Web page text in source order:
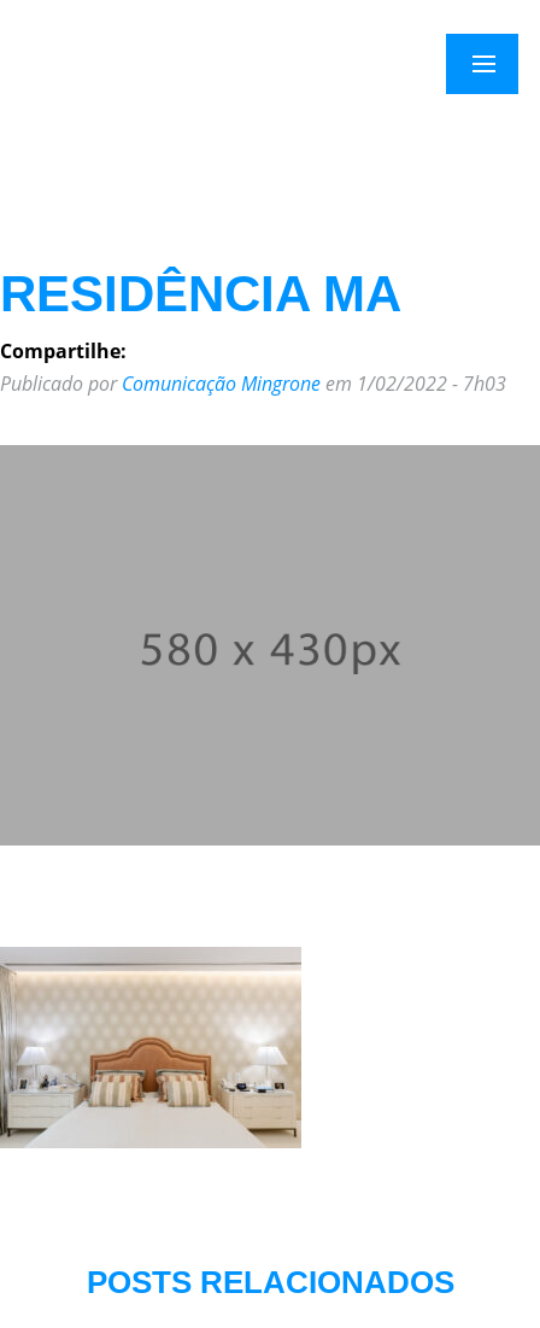
×
Menu
RESIDÊNCIA MA
Compartilhe:
Publicado porComunicação Mingrone em 1/02/2022 - 7h03
POSTS RELACIONADOS